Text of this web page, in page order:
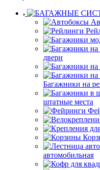
двери
Багажники на
штатные места
автомобильная